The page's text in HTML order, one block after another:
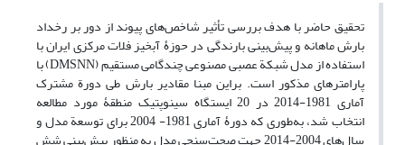
تحقیق حاضر با هدف بررسی تأثیر شاخص‌های پیوند از دور بر رخداد
بارش ماهانه و پیش‌بینی بارندگی در حوزۀ آبخیز فلات مرکزی ایران با
استفاده از مدل شبکة عصبی مصنوعی چندگامی مستقیم (DMSNN) با
پارامترهای مذکور است. براین مبنا مقادیر بارش طی دورة مشترک
آماری 1981-2014 در 20 ایستگاه سینوپتیک منطقۀ مورد مطالعه
انتخاب شد، به‌طوری که دورۀ آماری 1981- 2004 برای توسعة مدل و